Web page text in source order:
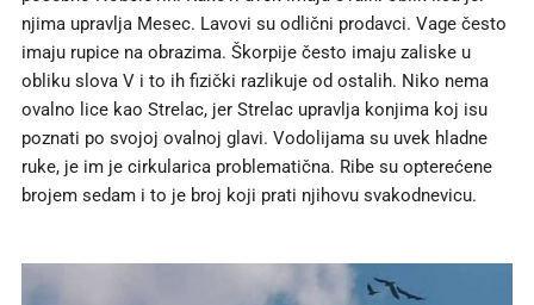
njima upravlja Mesec. Lavovi su odlični prodavci. Vage često
imaju rupice na obrazima. Škorpije često imaju zaliske u
obliku slova V i to ih fizički razlikuje od ostalih. Niko nema
ovalno lice kao Strelac, jer Strelac upravlja konjima koj isu
poznati po svojoj ovalnoj glavi. Vodolijama su uvek hladne
ruke, je im je cirkularica problematična. Ribe su opterećene
brojem sedam i to je broj koji prati njihovu svakodnevicu.